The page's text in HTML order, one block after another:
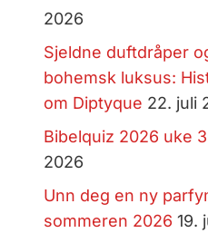
2026
Sjeldne duftdråper
bohemsk luksus:
om Diptyque 22. juli
Bibelquiz 2026 uke
2026
Unn deg en ny
sommeren 2026 19.